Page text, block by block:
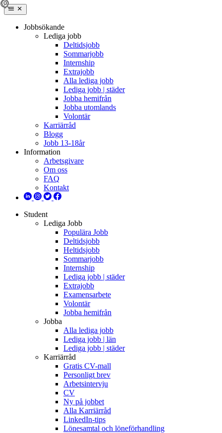
Jobbsökande
Lediga jobb
Deltidsjobb
Sommarjobb
Internship
Extrajobb
Alla lediga jobb
Lediga jobb | städer
Jobba hemifrån
Jobba utomlands
Volontär
Karriärråd
Blogg
Jobb 13-18år
Information
Arbetsgivare
Om oss
FAQ
Kontakt
Student
Lediga Jobb
Populära Jobb
Deltidsjobb
Heltidsjobb
Sommarjobb
Internship
Lediga jobb | städer
Extrajobb
Examensarbete
Volontär
Jobba hemifrån
Jobba
Alla lediga jobb
Lediga jobb | län
Lediga jobb | städer
Karriärråd
Gratis CV-mall
Personligt brev
Arbetsintervju
CV
Ny på jobbet
Alla Karriärråd
LinkedIn-tips
Lönesamtal och löneförhandling